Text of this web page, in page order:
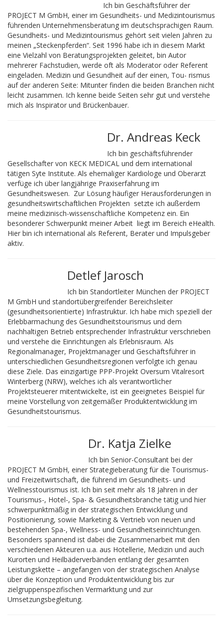
Ich bin Geschäftsführer der
PROJECT M GmbH, einer im Gesundheits- und Medizintourismus
führenden Unternehmensberatung im deutschsprachigen Raum.
Gesundheits- und Medizintourismus gehört seit vielen Jahren zu
meinen „Steckenpferden“. Seit 1996 habe ich in diesem Markt
eine Vielzahl von Beratungsprojekten geleitet, bin Autor
mehrerer Fachstudien, werde oft als Moderator oder Referent
eingeladen. Medizin und Gesundheit auf der einen, Tou- rismus
auf der anderen Seite: Mitunter finden die beiden Branchen nicht
leicht zusammen. Ich kenne beide Seiten sehr gut und verstehe
mich als Inspirator und Brückenbauer.
Dr. Andreas Keck
Ich bin geschäftsführender
Gesellschafter von KECK MEDICAL und dem international
tätigen Syte Institute. Als ehemaliger Kardiologe und Oberarzt
verfüge ich über langjährige Praxiserfahrung im
Gesundheitswesen. Zur Lösung häufiger Herausforderungen in
gesundheitswirtschaftlichen Projekten setzte ich außerdem
meine medizinisch-wissenschaftliche Kompetenz ein. Ein
besonderer Schwerpunkt meiner Arbeit liegt im Bereich eHealth.
Hier bin ich international als Referent, Berater und Impulsgeber
aktiv.
Detlef Jarosch
Ich bin Standortleiter München der PROJECT
M GmbH und standortübergreifender Bereichsleiter
(gesundheitsorientierte) Infrastruktur. Ich habe mich speziell der
Erlebbarmachung des Gesundheitstourismus und dem
nachhaltigen Betrieb entsprechender Infrastruktur verschrieben
und verstehe die Einrichtungen als Erlebnisraum. Als
Regionalmanager, Projektmanager und Geschäftsführer in
unterschiedlichen Gesundheitsregionen verfolgte ich genau
diese Ziele. Das einzigartige PPP-Projekt Oversum Vitalresort
Winterberg (NRW), welches ich als verantwortlicher
Projektsteuerer mitentwickelte, ist ein geeignetes Beispiel für
meine Vorstellung von zeitgemäßer Produktentwicklung im
Gesundheitstourismus.
Dr. Katja Zielke
Ich bin Senior-Consultant bei der
PROJECT M GmbH, einer Strategieberatung für die Tourismus-
und Freizeitwirtschaft, die führend im Gesundheits- und
Wellnesstourismus ist. Ich bin seit mehr als 18 Jahren in der
Tourismus-, Hotel-, Spa- & Gesundheitsbranche tätig und hier
schwerpunktmäßig in der strategischen Entwicklung und
Positionierung, sowie Marketing & Vertrieb von neuen und
bestehenden Spa-, Wellness- und Gesundheitseinrichtungen.
Besonders spannend ist dabei die Zusammenarbeit mit den
verschiedenen Akteuren u.a. aus Hotellerie, Medizin und auch
Kurorten und Heilbäderverbänden entlang der gesamten
Leistungskette – angefangen von der strategischen Analyse
über die Konzeption und Produktentwicklung bis zur
zielgruppenspezifischen Vermarktung und zur
Umsetzungsbegleitung.